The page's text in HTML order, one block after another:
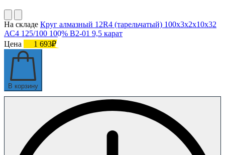
На складе Круг алмазный 12R4 (тарельчатый) 100х3х2х10х32
АС4 125/100 100% В2-01 9,5 карат
Цена
1 693₽
В корзину